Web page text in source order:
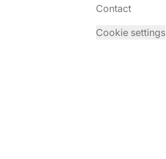
Contact
Cookie settings